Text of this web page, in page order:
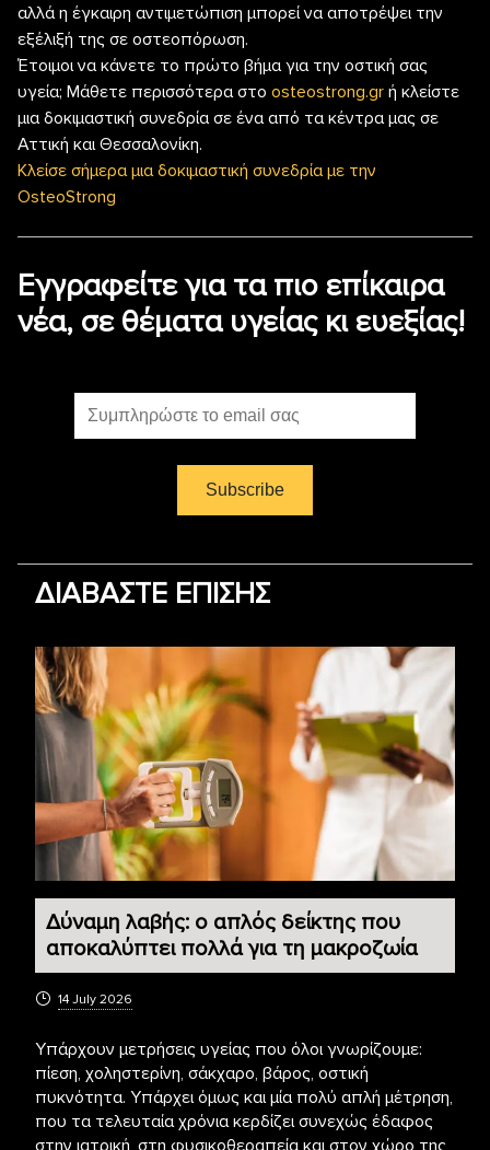
αλλά η έγκαιρη αντιμετώπιση μπορεί να αποτρέψει την
εξέλιξή της σε οστεοπόρωση.
Έτοιμοι να κάνετε το πρώτο βήμα για την οστική σας
υγεία; Μάθετε περισσότερα στο osteostrong.gr ή κλείστε
μια δοκιμαστική συνεδρία σε ένα από τα κέντρα μας σε
Αττική και Θεσσαλονίκη.
Κλείσε σήμερα μια δοκιμαστική συνεδρία με την
OsteoStrong
Εγγραφείτε για τα πιο επίκαιρα
νέα, σε θέματα υγείας κι ευεξίας!
ΔΙΑΒΑΣΤΕ ΕΠΙΣΗΣ
Δύναμη λαβής: ο απλός δείκτης που
αποκαλύπτει πολλά για τη μακροζωία
14 July 2026
Υπάρχουν μετρήσεις υγείας που όλοι γνωρίζουμε:
πίεση, χοληστερίνη, σάκχαρο, βάρος, οστική
πυκνότητα. Υπάρχει όμως και μία πολύ απλή μέτρηση,
που τα τελευταία χρόνια κερδίζει συνεχώς έδαφος
στην ιατρική, στη φυσικοθεραπεία και στον χώρο της